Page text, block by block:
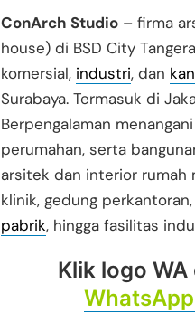
ConArch Studio – firma
house) di BSD City
komersial, industri, dan
Surabaya. Termasuk di
Berpengalaman
perumahan, serta
arsitek dan interior rumah
klinik, gedung
pabrik, hingga fasilitas
Klik logo
WhatsApp